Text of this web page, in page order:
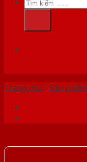
kiếm:
Trang chủ /Sản phẩm